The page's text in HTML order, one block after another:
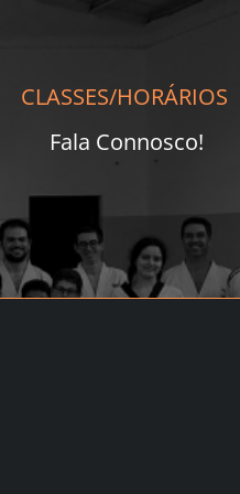
CLASSES/HORÁRIOS
Fala Connosco!